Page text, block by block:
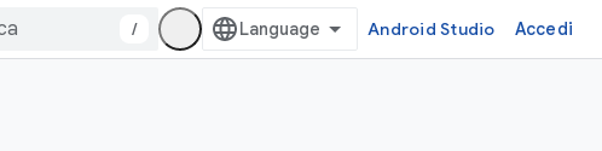
/ Android Studio Accedi